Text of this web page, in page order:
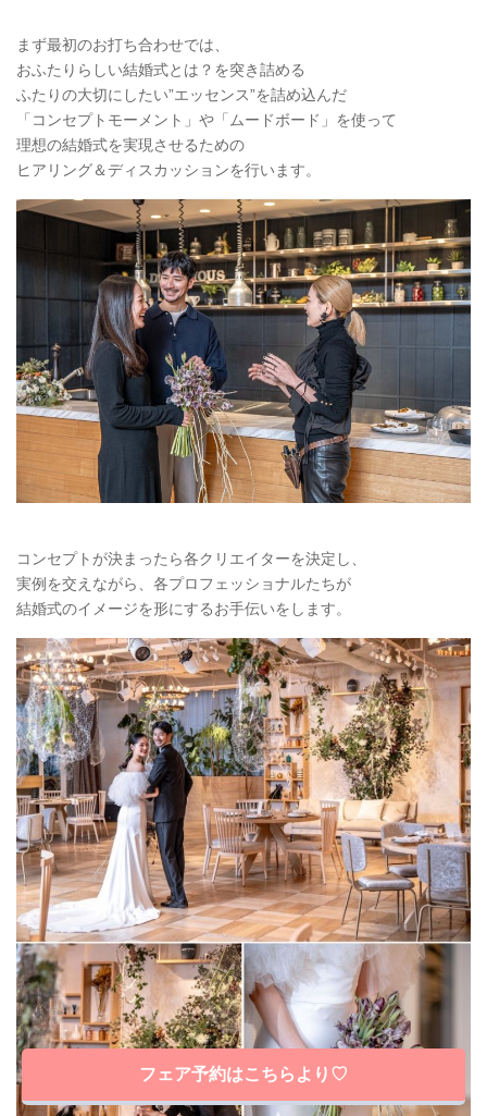
まず最初のお打ち合わせでは、
おふたりらしい結婚式とは？を突き詰める
ふたりの大切にしたい”エッセンス”を詰め込んだ
「コンセプトモーメント」や「ムードボード」を使って
理想の結婚式を実現させるための
ヒアリング＆ディスカッションを行います。
コンセプトが決まったら各クリエイターを決定し、
実例を交えながら、各プロフェッショナルたちが
結婚式のイメージを形にするお手伝いをします。
フェア予約はこちらより♡